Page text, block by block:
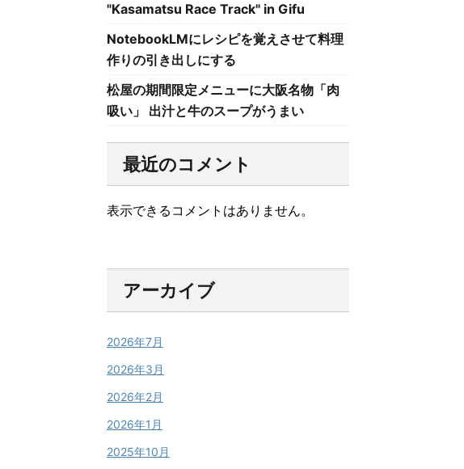
"Kasamatsu Race Track" in Gifu
NotebookLMにレシピを覚えさせて料理
作りの引き出しにする
松屋の期間限定メニューに大阪名物「肉
吸い」 出汁と牛のスープがうまい
最近のコメント
表示できるコメントはありません。
アーカイブ
2026年7月
2026年3月
2026年2月
2026年1月
2025年10月